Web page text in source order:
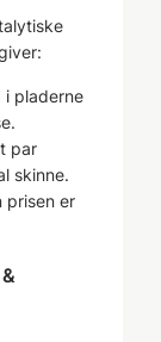
i pladerne
par
skinne.
prisen er